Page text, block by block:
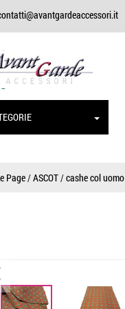
Page/ASCOT/cashe col uomo
<